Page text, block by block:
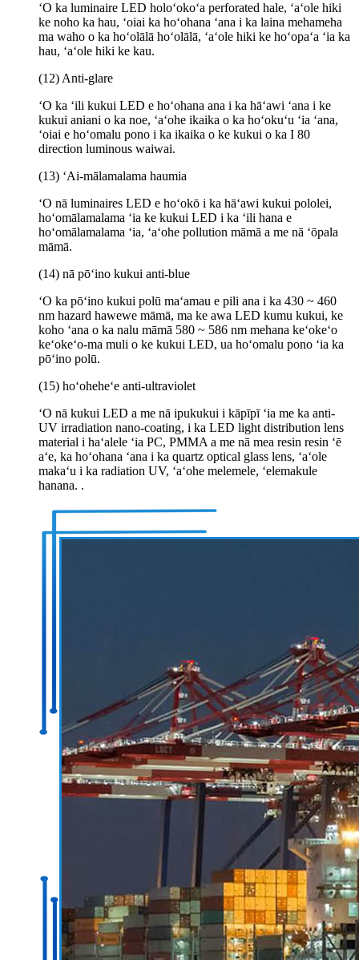
ʻO ka luminaire LED holoʻokoʻa perforated hale, ʻaʻole hiki
ke noho ka hau, ʻoiai ka hoʻohana ʻana i ka laina mehameha
ma waho o ka hoʻolālā hoʻolālā, ʻaʻole hiki ke hoʻopaʻa ʻia ka
hau, ʻaʻole hiki ke kau.
(12) Anti-glare
ʻO ka ʻili kukui LED e hoʻohana ana i ka hāʻawi ʻana i ke
kukui aniani o ka noe, ʻaʻohe ikaika o ka hoʻokuʻu ʻia ʻana,
ʻoiai e hoʻomalu pono i ka ikaika o ke kukui o ka I 80
direction luminous waiwai.
(13) ʻAi-mālamalama haumia
ʻO nā luminaires LED e hoʻokō i ka hāʻawi kukui pololei,
hoʻomālamalama ʻia ke kukui LED i ka ʻili hana e
hoʻomālamalama ʻia, ʻaʻohe pollution māmā a me nā ʻōpala
māmā.
(14) nā pōʻino kukui anti-blue
ʻO ka pōʻino kukui polū maʻamau e pili ana i ka 430 ~ 460
nm hazard hawewe māmā, ma ke awa LED kumu kukui, ke
koho ʻana o ka nalu māmā 580 ~ 586 nm mehana keʻokeʻo
keʻokeʻo-ma muli o ke kukui LED, ua hoʻomalu pono ʻia ka
pōʻino polū.
(15) hoʻoheheʻe anti-ultraviolet
ʻO nā kukui LED a me nā ipukukui i kāpīpī ʻia me ka anti-
UV irradiation nano-coating, i ka LED light distribution lens
material i haʻalele ʻia PC, PMMA a me nā mea resin resin ʻē
aʻe, ka hoʻohana ʻana i ka quartz optical glass lens, ʻaʻole
makaʻu i ka radiation UV, ʻaʻohe melemele, ʻelemakule
hanana. .